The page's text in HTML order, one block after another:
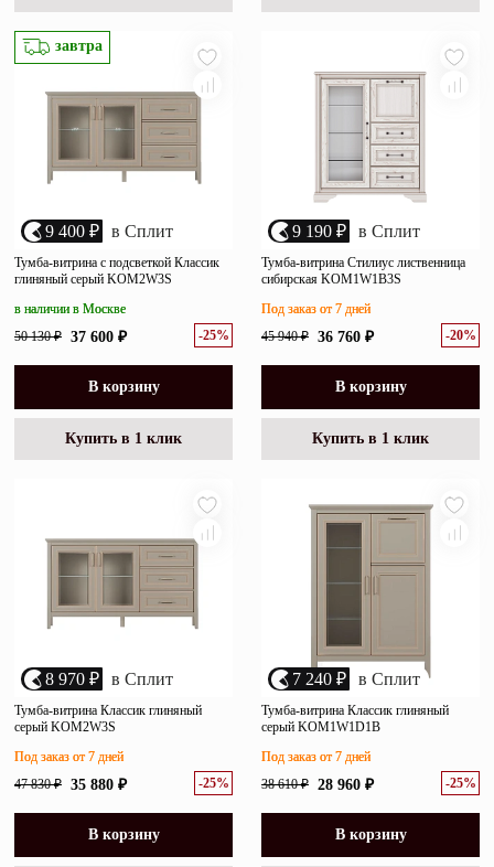
завтра
9 400 ₽ в Сплит
Тумба-витрина с подсветкой Классик
глиняный серый KOM2W3S
50 130 ₽ 37 600 ₽ -25%
в наличии в Москве
В корзину
Купить в 1 клик
9 190 ₽ в Сплит
Тумба-витрина Стилиус лиственница
сибирская KOM1W1B3S
45 940 ₽ 36 760 ₽ -20%
Под заказ от 7 дней
В корзину
Купить в 1 клик
8 970 ₽ в Сплит
Тумба-витрина Классик глиняный
серый KOM2W3S
47 830 ₽ 35 880 ₽ -25%
Под заказ от 7 дней
В корзину
7 240 ₽ в Сплит
Тумба-витрина Классик глиняный
серый KOM1W1D1B
38 610 ₽ 28 960 ₽ -25%
Под заказ от 7 дней
В корзину